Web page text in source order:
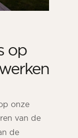
op
onze
van de
de